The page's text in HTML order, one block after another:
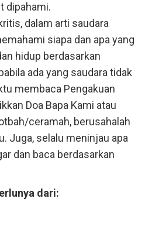
dipahami.
dalam arti saudara
siapa dan apa yang
hidup berdasarkan
ada yang saudara tidak
membaca Pengakuan
Doa Bapa Kami atau
ceramah, berusahalah
Juga, selalu meninjau apa
dan baca berdasarkan
dari: